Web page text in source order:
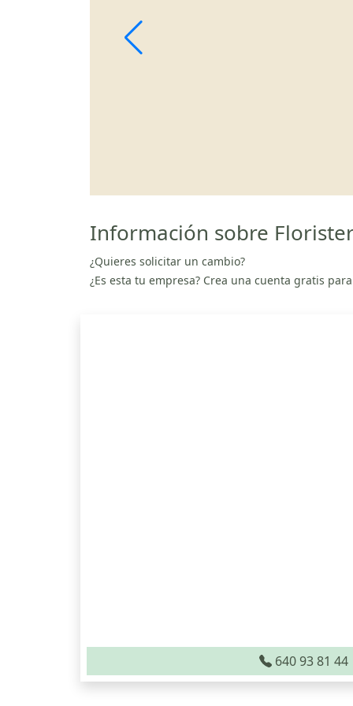
Información sobre
¿Quieres solicitar un cambio?
¿Es esta tu empresa? Crea una cuenta gratis
640 93 81 44